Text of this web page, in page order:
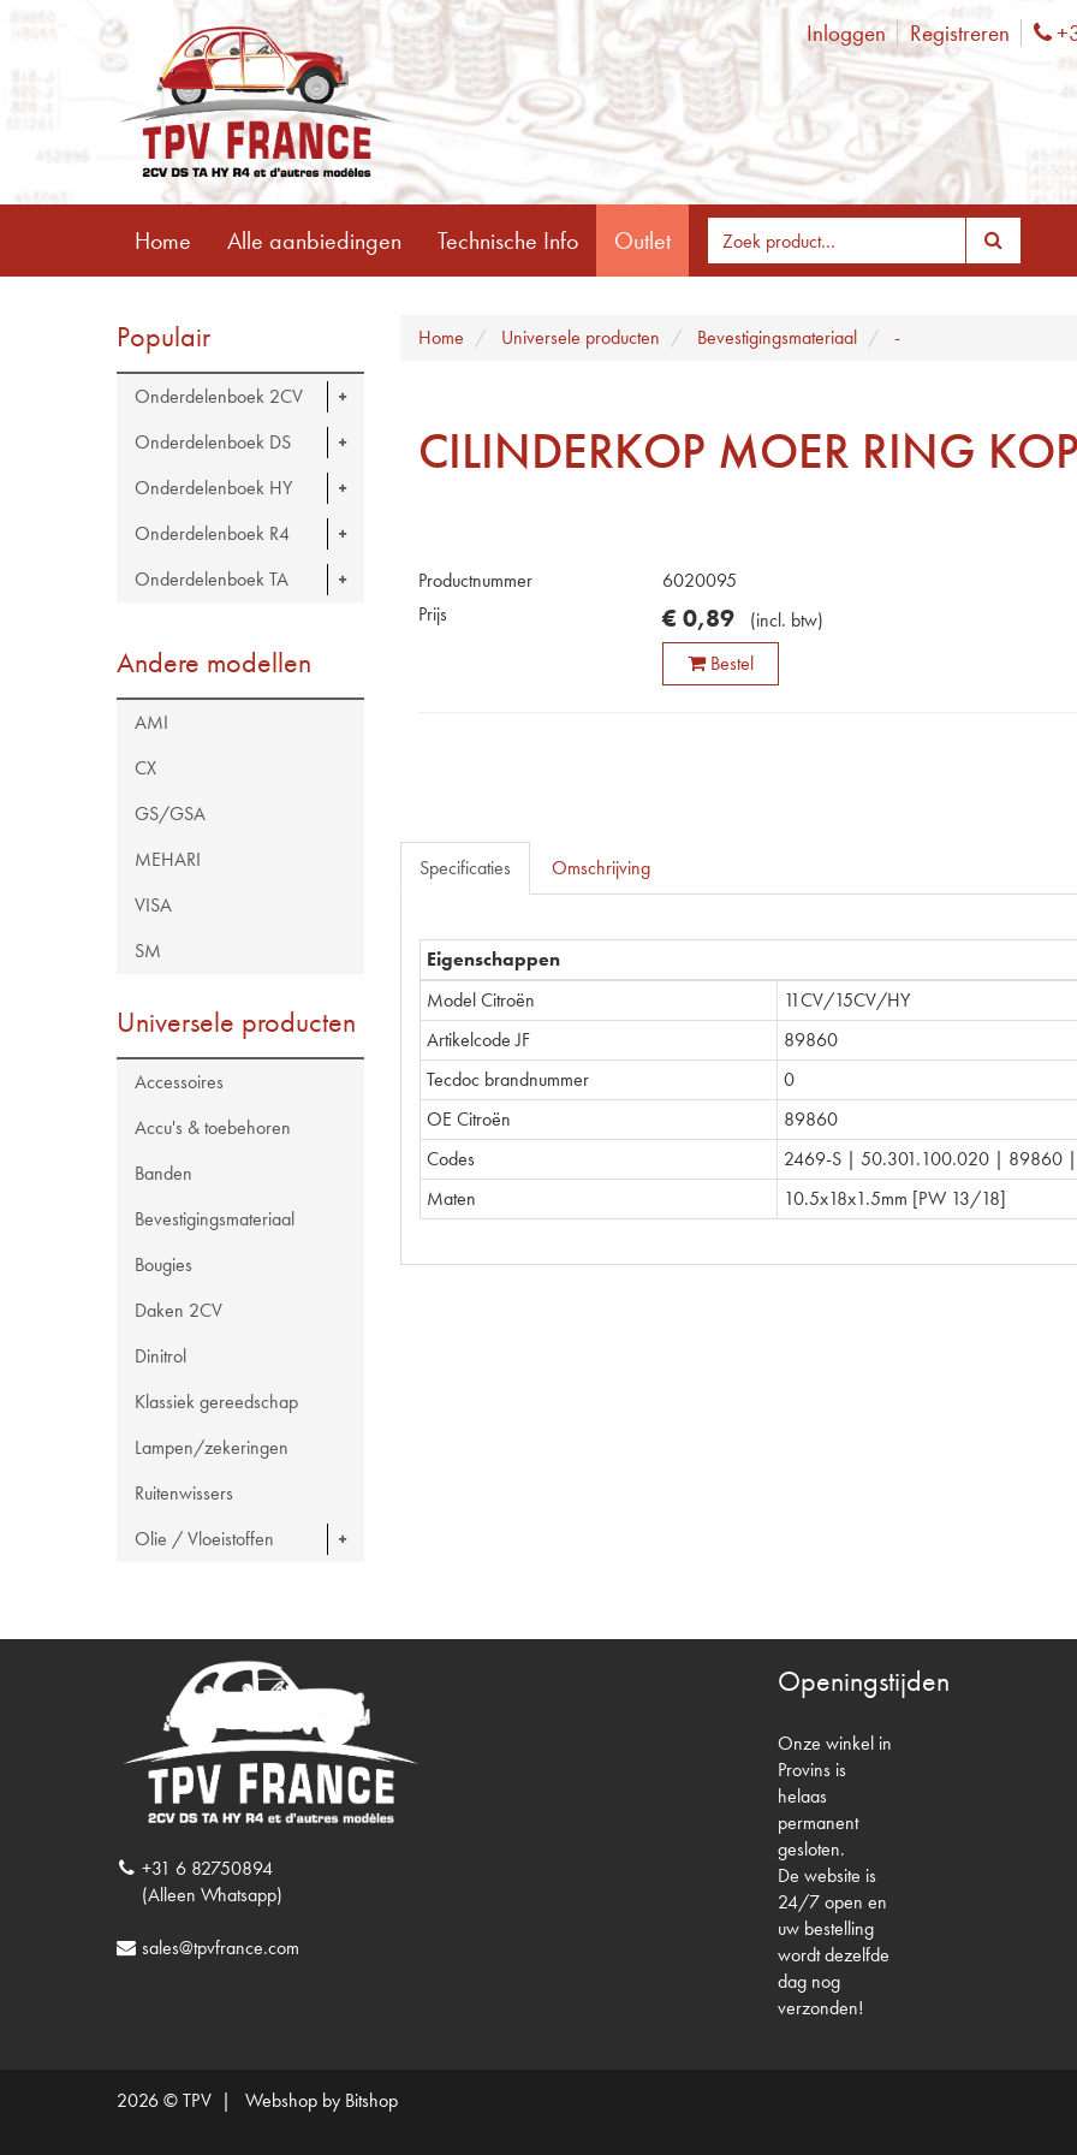
Inloggen Registreren
Home Alle aanbiedingen Technische Info Outlet
Populair
Onderdelenboek 2CV
Onderdelenboek DS
Onderdelenboek HY
Onderdelenboek R4
Onderdelenboek TA
Andere modellen
AMI
CX
GS/GSA
MEHARI
VISA
SM
Universele producten
Accessoires
Accu's & toebehoren
Banden
Bevestigingsmateriaal
Bougies
Daken 2CV
Dinitrol
Klassiek gereedschap
Lampen/zekeringen
Ruitenwissers
Olie / Vloeistoffen
Home Universele producten Bevestigingsmateriaal -
CILINDERKOP MOER RING
Productnummer
6020095
Prijs
€ 0,89 (incl. btw)
Bestel
Specificaties Omschrijving
Eigenschappen
Model Citroën
11CV/15CV/HY
Artikelcode JF
89860
Tecdoc brandnummer
0
OE Citroën
89860
Codes
2469-S | 50.301.100.020 | 89860 |
Maten
10.5x18x1.5mm [PW 13/18]
+31 6 82750894
(Alleen Whatsapp)
sales@tpvfrance.com
Openingstijden
Onze winkel in
Provins is
helaas
permanent
gesloten.
De website is
24/7 open en
uw bestelling
wordt dezelfde
dag nog
verzonden!
2026 © TPV | Webshop by Bitshop